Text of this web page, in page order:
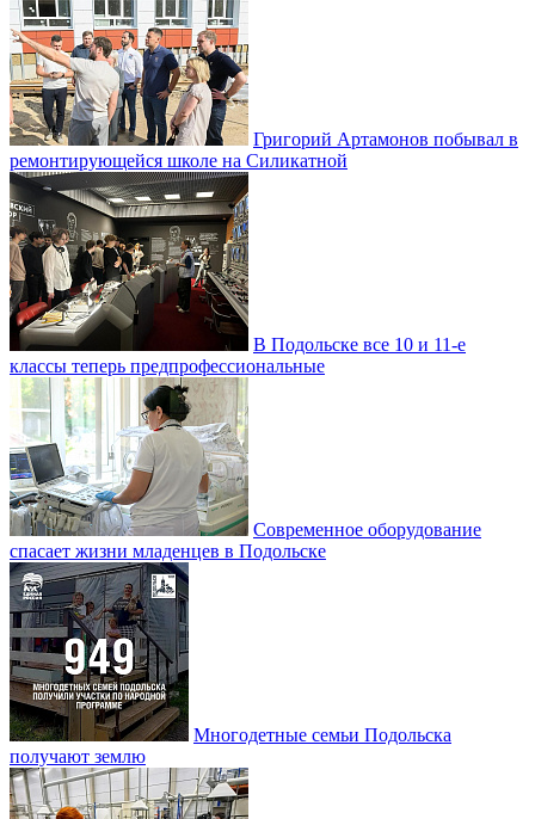
Григорий Артамонов побывал в
ремонтирующейся школе на Силикатной
В Подольске все 10 и 11-е
классы теперь предпрофессиональные
Современное оборудование
спасает жизни младенцев в Подольске
Многодетные семьи Подольска
получают землю